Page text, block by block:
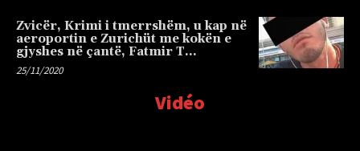
Zvicër, Krimi i tmerrshëm, u kap në
aeroportin e Zurichüt me kokën e
gjyshes në çantë, Fatmir T…
25/11/2020
Vidéo